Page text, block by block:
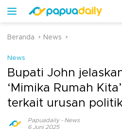
Beranda News
News
Bupati John
‘Mimika Rumah
terkait urusan
Papuadaily- News
6 Juni 2025